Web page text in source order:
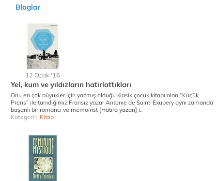
Bloglar
12 Ocak '16
Yel, kum ve yıldızların hatırlattıkları
Onu en çok büyükler için yazmış olduğu klasik çocuk kitabı olan “Küçük
Prens” ile tanıdığımız Fransız yazar Antonie de Saint-Exupery aynı zamanda
başarılı bir romancı ve memoirist [Hatıra yazarı] i..
Kategori : Kitap